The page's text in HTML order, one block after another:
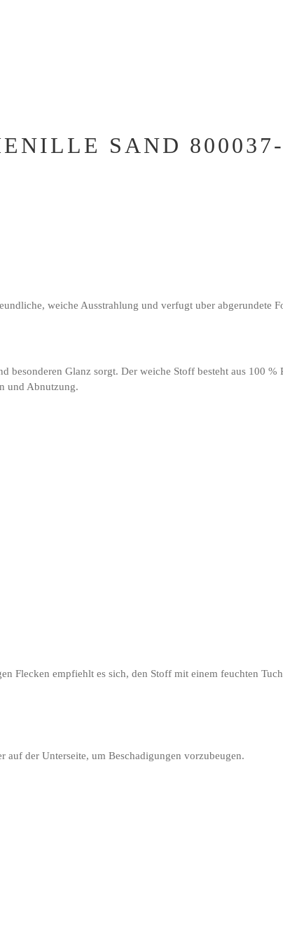
SAND
weiche Ausstrahlung und verfugt uber abgerundete
Glanz sorgt. Der weiche Stoff besteht aus 100
und Abnutzung.
Flecken empfiehlt es sich, den Stoff mit einem feuchten
der Unterseite, um Beschadigungen vorzubeugen.